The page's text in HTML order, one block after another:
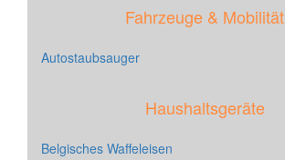
Fahrzeuge & Mobilität
Autostaubsauger
Haushaltsgeräte
Belgisches Waffeleisen